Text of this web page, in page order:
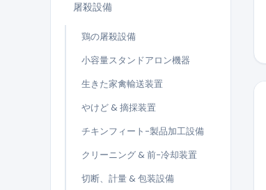
屠殺設備
鶏の屠殺設備
小容量スタンドアロン機器
生きた家禽輸送装置
やけど & 摘採装置
チキンフィート-製品加工設備
クリーニング & 前-冷却装置
切断、計量 & 包装設備